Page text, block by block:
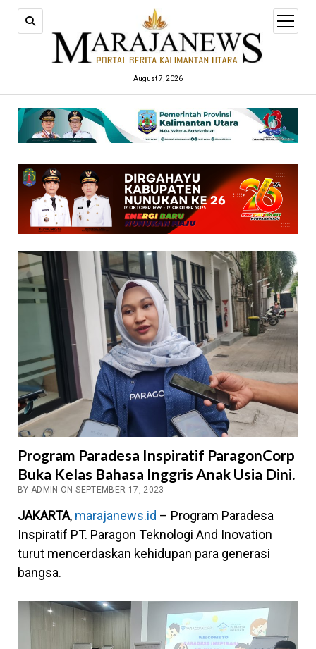
August 7, 2026
open
menu
Program Paradesa Inspiratif ParagonCorp
Buka Kelas Bahasa Inggris Anak Usia Dini.
BY ADMIN ON SEPTEMBER 17, 2023
JAKARTA, marajanews.id – Program Paradesa
Inspiratif PT. Paragon Teknologi And Inovation
turut mencerdaskan kehidupan para generasi
bangsa.